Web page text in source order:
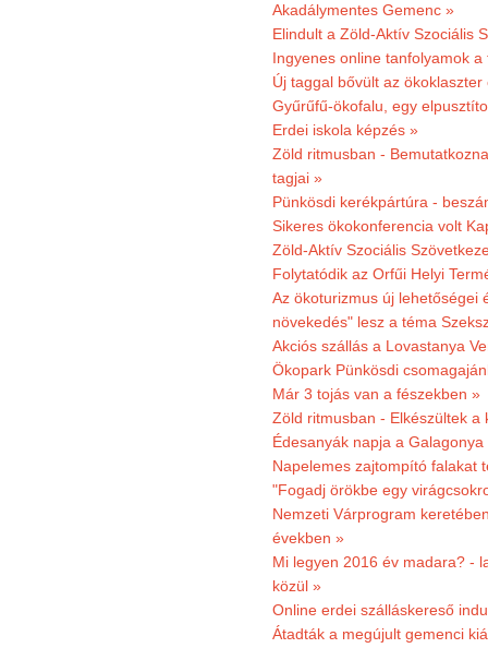
Akadálymentes Gemenc »
Elindult a Zöld-Aktív Szociális
Ingyenes online tanfolyamok
Új taggal bővült az ökoklaszter
Gyűrűfű-ökofalu, egy
Erdei iskola képzés »
Zöld ritmusban -
tagjai »
Pünkösdi kerékpártúra -
Sikeres ökokonferencia volt
Zöld-Aktív Szociális
Folytatódik az Orfűi Helyi
Az ökoturizmus új lehetőségei
növekedés" lesz a téma
Akciós szállás a Lovastanya
Ökopark Pünkösdi
Már 3 tojás van a fészekben »
Zöld ritmusban - Elkészültek
Édesanyák napja a
Napelemes zajtompító falakat
"Fogadj örökbe egy
Nemzeti Várprogram
években »
Mi legyen 2016 év madara? -
közül »
Online erdei szálláskereső
Átadták a megújult gemenci